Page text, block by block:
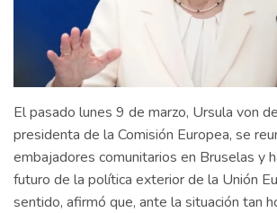
El pasado lunes 9 de marzo, Ursula von
presidenta de la Comisión Europea, se
embajadores comunitarios en Bruselas y
futuro de la política exterior de la Unión
sentido, afirmó que, ante la situación tan